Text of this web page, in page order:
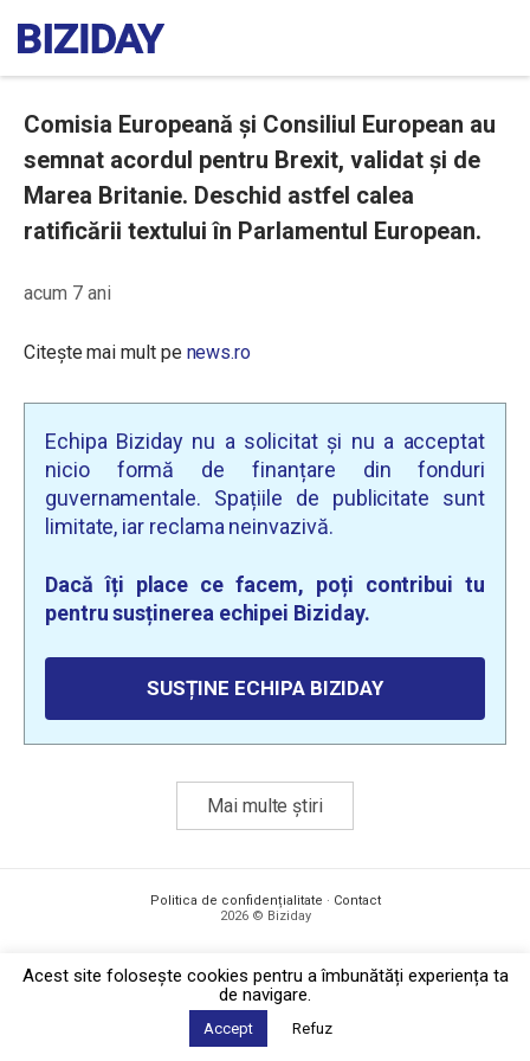
Comisia Europeană și Consiliul European au
semnat acordul pentru Brexit, validat și de
Marea Britanie. Deschid astfel calea
ratificării textului în Parlamentul European.
acum 7 ani
Citește mai mult pe news.ro
Echipa Biziday nu a solicitat și nu a acceptat
nicio formă de finanțare din fonduri
guvernamentale. Spațiile de publicitate sunt
limitate, iar reclama neinvazivă.
Dacă îți place ce facem, poți contribui tu
pentru susținerea echipei Biziday.
SUSȚINE ECHIPA BIZIDAY
Mai multe știri
Politica de confidențialitate · Contact
2026 © Biziday
Acest site foloseşte cookies pentru a îmbunătăți experiența ta
de navigare.
Accept Refuz